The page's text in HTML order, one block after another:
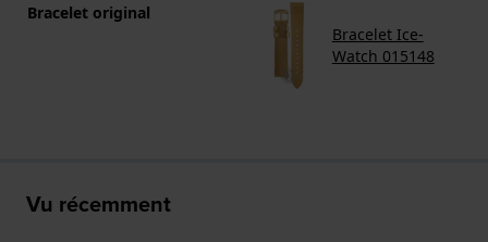
Bracelet original
Bracelet Ice-
Watch 015148
Vu récemment